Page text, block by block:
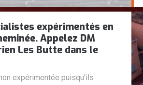
expérimentés en
Appelez DM
Les Butte dans le
expérimentée puisqu’ils